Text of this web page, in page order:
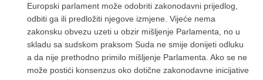
Europski parlament može odobriti zakonodavni prijedlog,
odbiti ga ili predložiti njegove izmjene. Vijeće nema
zakonsku obvezu uzeti u obzir mišljenje Parlamenta, no u
skladu sa sudskom praksom Suda ne smije donijeti odluku
a da nije prethodno primilo mišljenje Parlamenta. Ako se ne
može postići konsenzus oko dotične zakonodavne inicijative